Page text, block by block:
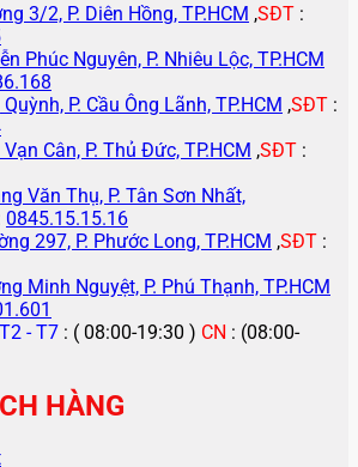
3/2, P. Diên Hồng, TP.HCM ,SĐT :
Phúc Nguyên, P. Nhiêu Lộc, TP.HCM
P. Cầu Ông Lãnh, TP.HCM ,SĐT :
Cân, P. Thủ Đức, TP.HCM ,SĐT :
Văn Thụ, P. Tân Sơn Nhất,
0845.15.15.16
297, P. Phước Long, TP.HCM ,SĐT :
Minh Nguyệt, P. Phú Thạnh, TP.HCM
T2 - T7 : ( 08:00-19:30 ) CN : (08:00-
HÀNG